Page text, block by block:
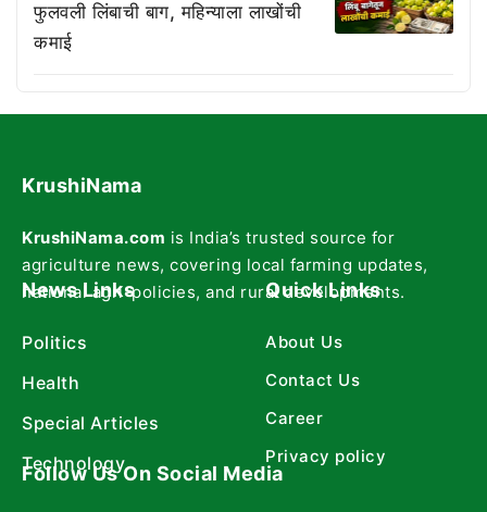
फुलवली लिंबाची बाग, महिन्याला लाखोंची
कमाई
KrushiNama
KrushiNama.com is India’s trusted source for
agriculture news, covering local farming updates,
national agri-policies, and rural developments.
News Links
Politics
Health
Special Articles
Technology
Quick Links
About Us
Contact Us
Career
Privacy policy
Follow Us On Social Media